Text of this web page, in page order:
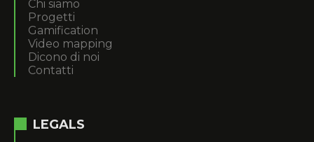
Chi siamo
Progetti
Gamification
Video mapping
Dicono di noi
Contatti
LEGALS